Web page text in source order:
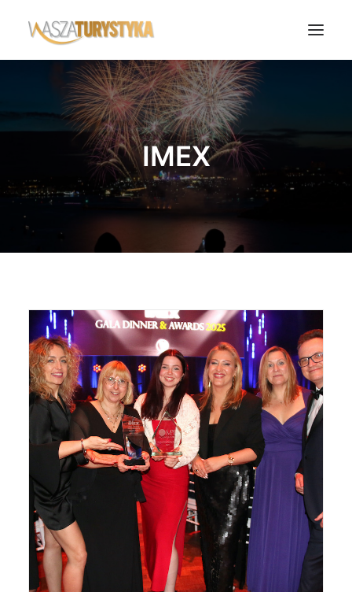
Księga wspomnień
Biura podróży
Noclegi
Polska
Świat
Wasze Podróże
Wyszukiwanie
IMEX